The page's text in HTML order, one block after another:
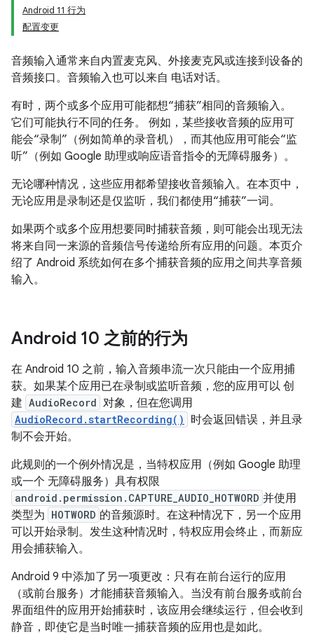
Android 11 行为
配置变更
音频输入通常来自内置麦克风、外接麦克风或连接到设备的
音频接口。音频输入也可以来自 电话对话。
有时，两个或多个应用可能都想“捕获”相同的音频输入。
它们可能执行不同的任务。 例如，某些接收音频的应用可
能会“录制”（例如简单的录音机），而其他应用可能会“监
听”（例如 Google 助理或响应语音指令的无障碍服务）。
无论哪种情况，这些应用都希望接收音频输入。在本页中，
无论应用是录制还是仅监听，我们都使用“捕获”一词。
如果两个或多个应用想要同时捕获音频，则可能会出现无法
将来自同一来源的音频信号传递给所有应用的问题。本页介
绍了 Android 系统如何在多个捕获音频的应用之间共享音频
输入。
Android 10 之前的行为
在 Android 10 之前，输入音频串流一次只能由一个应用捕
获。如果某个应用已在录制或监听音频，您的应用可以 创
建 AudioRecord 对象，但在您调用
AudioRecord.startRecording()
时会返回错误，并且录
制不会开始。
此规则的一个例外情况是，当特权应用（例如 Google 助理
或一个 无障碍服务）具有权限
android.permission.CAPTURE_AUDIO_HOTWORD 并使用
类型为 HOTWORD 的音频源时。在这种情况下，另一个应用
可以开始录制。发生这种情况时，特权应用会终止，而新应
用会捕获输入。
Android 9 中添加了另一项更改：只有在前台运行的应用
（或前台服务）才能捕获音频输入。当没有前台服务或前台
界面组件的应用开始捕获时，该应用会继续运行，但会收到
静音，即使它是当时唯一捕获音频的应用也是如此。